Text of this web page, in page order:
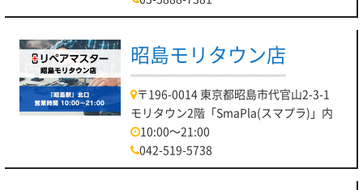
昭島モリタウン店
〒196-0014 東京都昭島市代官山2-3-1
モリタウン2階「SmaPla(スマプラ)」内
10:00～21:00
042-519-5738